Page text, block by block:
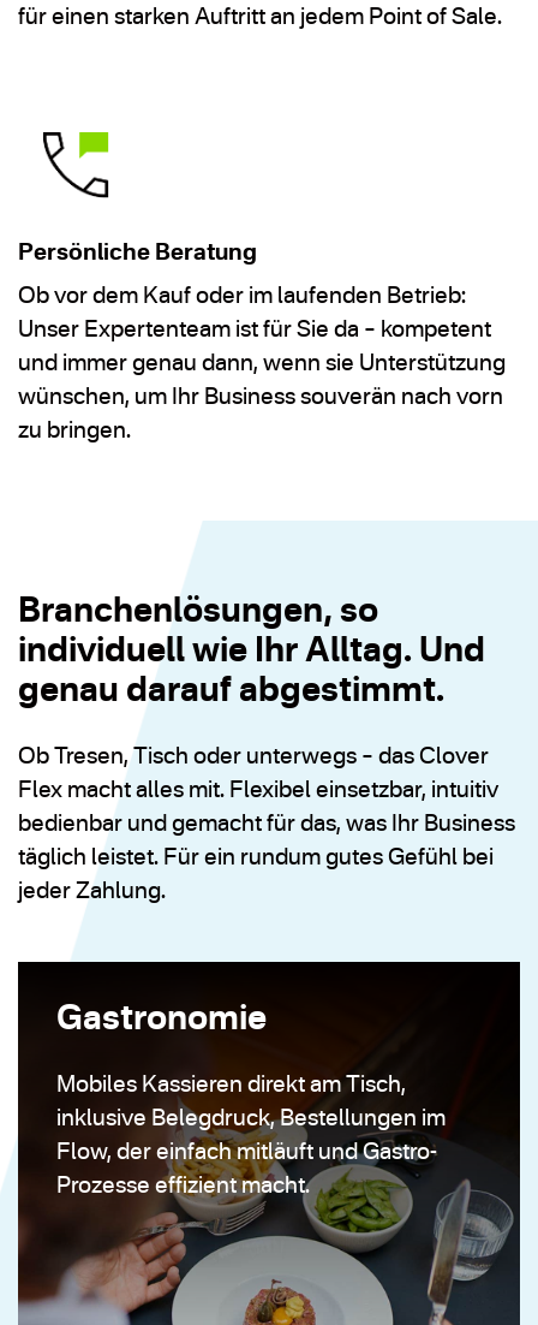
für einen starken Auftritt an jedem Point of Sale.
Persönliche Beratung
Ob vor dem Kauf oder im laufenden Betrieb:
Unser Expertenteam ist für Sie da – kompetent
und immer genau dann, wenn sie Unterstützung
wünschen, um Ihr Business souverän nach vorn
zu bringen.
Branchenlösungen, so
individuell wie Ihr Alltag. Und
genau darauf abgestimmt.
Ob Tresen, Tisch oder unterwegs – das Clover
Flex macht alles mit. Flexibel einsetzbar, intuitiv
bedienbar und gemacht für das, was Ihr Business
täglich leistet. Für ein rundum gutes Gefühl bei
jeder Zahlung.
Gastronomie
Mobiles Kassieren direkt am Tisch,
inklusive Belegdruck, Bestellungen im
Flow, der einfach mitläuft und Gastro-
Prozesse effizient macht.